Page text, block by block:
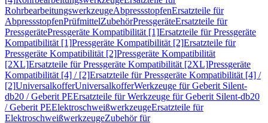
RohrbearbeitungswerkzeugeAbpressstopfenErsatzteile für
AbpressstopfenPrüfmittelZubehörPressgeräteErsatzteile für
PressgerätePressgeräte Kompatibilität [1]Ersatzteile für Pressgeräte
Kompatibilität [1]Pressgeräte Kompatibilität [2]Ersatzteile für
Pressgeräte Kompatibilität [2]Pressgeräte Kompatibilität
[2XL]Ersatzteile für Pressgeräte Kompatibilität [2XL]Pressgeräte
Kompatibilität [4] / [2]Ersatzteile für Pressgeräte Kompatibilität [4] /
[2]UniversalkofferUniversalkofferWerkzeuge für Geberit Silent-
db20 / Geberit PEErsatzteile für Werkzeuge für Geberit Silent-db20
/ Geberit PEElektroschweißwerkzeugeErsatzteile für
ElektroschweißwerkzeugeZubehör für